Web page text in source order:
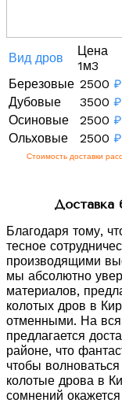
Вид дров
Цена
1м3
Березовые 2500 ₽
Дубовые
3500 ₽
Осиновые
2500 ₽
Ольховые
2500 ₽
Стоимость доставки
Доставка
Благодаря тому,
тесное
производящими
мы абсолютно
материалов,
колотых дров в
отменными. На
предлагается
районе, что
чтобы
колотые дрова в
сомнений